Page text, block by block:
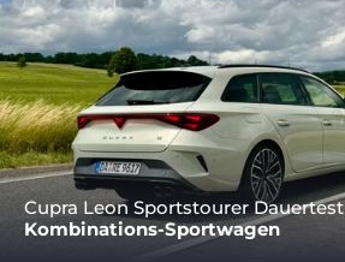
Cupra Leon Sportstourer Dauertest
Kombinations-Sportwagen